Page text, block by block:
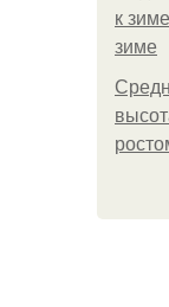
к
зиме